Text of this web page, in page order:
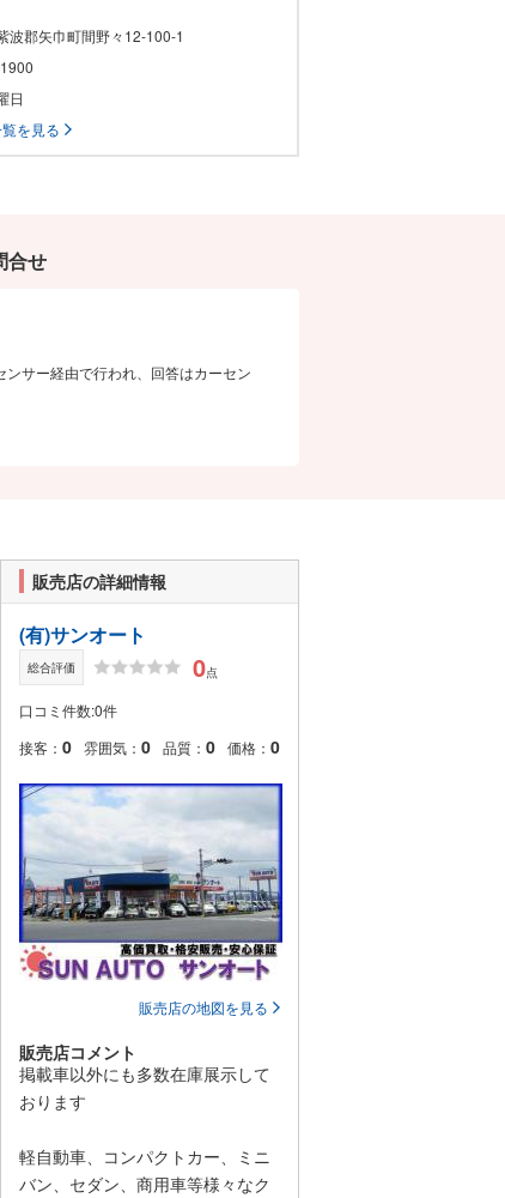
波郡矢巾町間野々12-100-1
日
を見る
合せ
ンサー経由で行われ、回答はカーセン
販売店の詳細情報
(有)サンオート
総合評価 0点
口コミ件数:0件
接客： 0 雰囲気： 0 品質： 0 価格： 0
販売店の地図を見る
販売店コメント
掲載車以外にも多数在庫展示して
おります
軽自動車、コンパクトカー、ミニ
バン、セダン、商用車等様々なク